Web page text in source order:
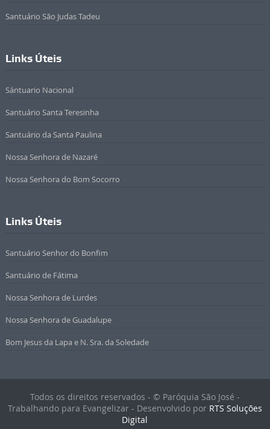
Santuário São Judas Tadeu
Links Úteis
Sántuario Nacional
Santuário Santa Teresinha
Santuário da Santa Paulina
Nossa Senhora de Nazaré
Nossa Senhora do Bom Socorro
Links Úteis
Santuário Senhor do Bonfim
Santuário de Fátima
Nossa Senhora de Lurdes
Nossa Senhora de Guadalupe
Bom Jesus da Lapa e N. Sra. da Soledade
Todos os direitos reservados - © Paróquia São José -
Trabalhando para Evangelizar - Desenvolvido por RTS Soluções
Digital